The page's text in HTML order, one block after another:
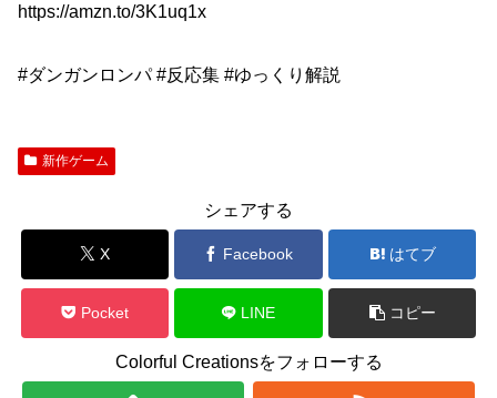
https://amzn.to/3K1uq1x
#ダンガンロンパ #反応集 #ゆっくり解説
新作ゲーム
シェアする
X Facebook はてブ
Pocket LINE コピー
Colorful Creationsをフォローする